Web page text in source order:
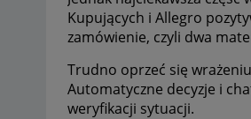
Kupujących i Allegro
zamówienie, czyli dwa
Trudno oprzeć się
Automatyczne decyzje i
weryfikacji sytuacji.